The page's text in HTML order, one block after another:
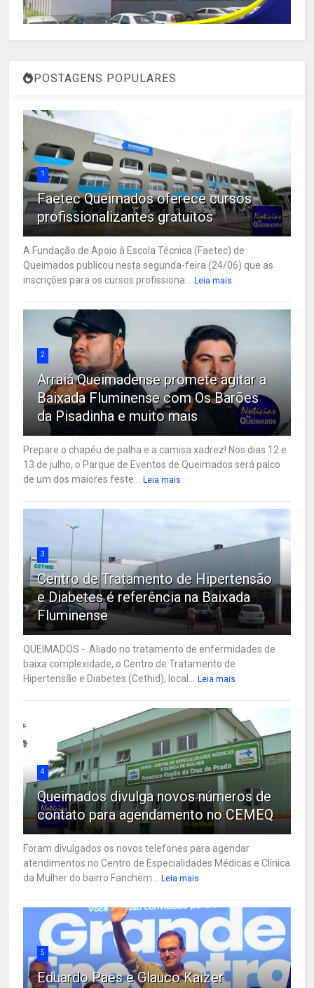
POSTAGENS POPULARES
1
Faetec Queimados oferece cursos
profissionalizantes gratuitos
A Fundação de Apoio à Escola Técnica (Faetec) de
Queimados publicou nesta segunda-feira (24/06) que as
inscrições para os cursos profissiona...
Leia mais
2
Arraiá Queimadense promete agitar a
Baixada Fluminense com Os Barões
da Pisadinha e muito mais
Prepare o chapéu de palha e a camisa xadrez! Nos dias 12 e
13 de julho, o Parque de Eventos de Queimados será palco
de um dos maiores feste...
Leia mais
3
Centro de Tratamento de Hipertensão
e Diabetes é referência na Baixada
Fluminense
QUEIMADOS - Aliado no tratamento de enfermidades de
baixa complexidade, o Centro de Tratamento de
Hipertensão e Diabetes (Cethid), local...
Leia mais
4
Queimados divulga novos números de
contato para agendamento no CEMEQ
Foram divulgados os novos telefones para agendar
atendimentos no Centro de Especialidades Médicas e Clínica
da Mulher do bairro Fanchem...
Leia mais
5
Eduardo Paes e Glauco Kaizer